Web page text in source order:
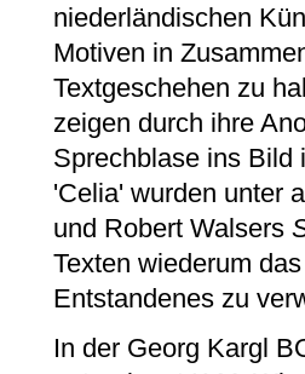
niederländischen
Motiven in
Textgeschehen zu
zeigen durch ihre
Sprechblase ins Bild
'Celia' wurden unter
und Robert Walsers
Texten wiederum
Entstandenes zu
In der Georg Kargl